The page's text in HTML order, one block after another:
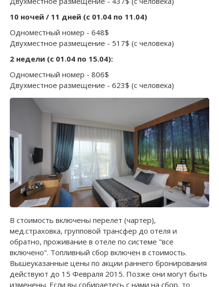
10 ночей / 11 дней (с 01.04 по 11.04)
Одноместный номер - 648$
Двухместное размещение - 517$ (с человека)
2 недели (с 01.04 по 15.04):
Одноместный номер - 806$
Двухместное размещение - 623$ (с человека)
В стоимость включены перелет (чартер),
мед.страховка, групповой трансфер до отеля и
обратно, проживание в отеле по системе "все
включено". Топливный сбор включен в стоимость.
Вышеуказанные цены по акции раннего бронирования
действуют до 15 Февраля 2015. Позже они могут быть
изменены. Если вы собираетесь с нами на сбор, то